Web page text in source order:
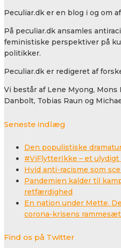
Peculiar.dk er en blog i og om
På peculiar.dk ansamles
feministiske perspektiver på
politikker.
Peculiar.dk er redigeret af
Vi består af Lene Myong,
Danbolt, Tobias Raun og
Seneste indlæg
Den populistiske
#ViFlytterIkke – et ulydigt
Hvid anti-racisme som
Pandemien kalder til
retfærdighed
En nation under Mette.
corona-krisens
Find os på Twitter